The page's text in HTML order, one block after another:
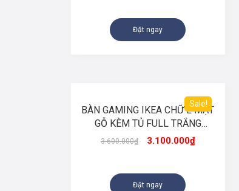
Đặt ngay
Sale!
BÀN GAMING IKEA CHỮ L MẶT
GỖ KÈM TỦ FULL TRẮNG
(D2mx1m6-R60-C75)
3.600.000₫ 3.100.000₫
Đặt ngay